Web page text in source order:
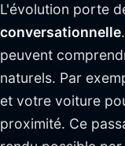
L'évolution porte
conversationnelle
peuvent
naturels. Par
et votre voiture
proximité. Ce